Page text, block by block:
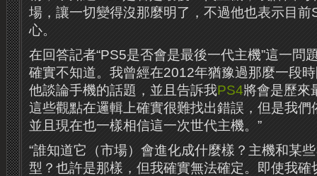
場，讓一切變得沒那麼明了，不過他也表示目
心。
在回答記者“PS5是否會是最後一代主機”這一問
確實不知道。我曾經在2012年猶豫過那麼一段
他談論手機的話題，並且告訴我PS4將會是歷來
這些觀點在邏輯上確實很難找出錯誤，但是我們
並且現在也一樣相信這一次世代主機。”
“誰知道它（市場）會進化成什麼樣？主機和某
型？也許是那樣，但我確實無法確定。即使我確